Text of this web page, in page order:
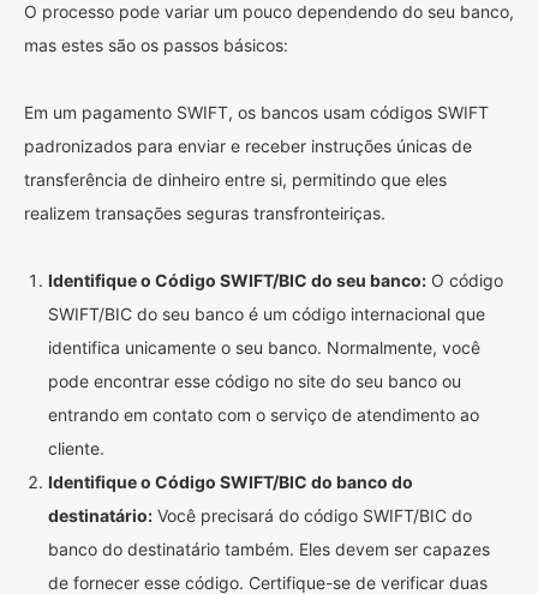
O processo pode variar um pouco dependendo do seu banco,
mas estes são os passos básicos:
Em um pagamento SWIFT, os bancos usam códigos SWIFT
padronizados para enviar e receber instruções únicas de
transferência de dinheiro entre si, permitindo que eles
realizem transações seguras transfronteiriças.
Identifique o Código SWIFT/BIC do seu banco: O código
SWIFT/BIC do seu banco é um código internacional que
identifica unicamente o seu banco. Normalmente, você
pode encontrar esse código no site do seu banco ou
entrando em contato com o serviço de atendimento ao
cliente.
Identifique o Código SWIFT/BIC do banco do
destinatário: Você precisará do código SWIFT/BIC do
banco do destinatário também. Eles devem ser capazes
de fornecer esse código. Certifique-se de verificar duas